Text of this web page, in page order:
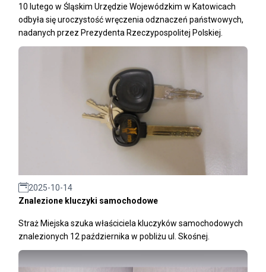
10 lutego w Śląskim Urzędzie Wojewódzkim w Katowicach
odbyła się uroczystość wręczenia odznaczeń państwowych,
nadanych przez Prezydenta Rzeczypospolitej Polskiej.
2025-10-14
Znalezione kluczyki samochodowe
Straż Miejska szuka właściciela kluczyków samochodowych
znalezionych 12 października w pobliżu ul. Skośnej.